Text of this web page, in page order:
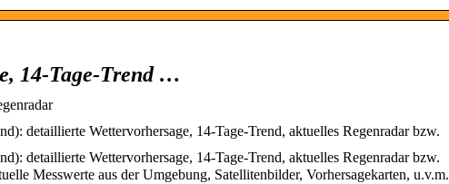
14-Tage-Trend …
detaillierte Wettervorhersage, 14-Tage-Trend, aktuelles Regenradar bzw.
detaillierte Wettervorhersage, 14-Tage-Trend, aktuelles Regenradar bzw.
Messwerte aus der Umgebung, Satellitenbilder, Vorhersagekarten, u.v.m.